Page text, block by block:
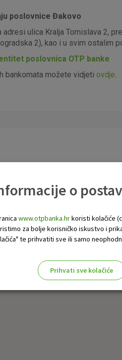
poslovnice Đakovo
ulica Kralja Tomislava 2,
2), kao i u svim ostalim
poslovnica OTP banke
bankomata možete vidjeti ovdje.
o
www.otpbanka.hrkoristi kolačiće
za bolje korisničko iskustvo i
te prihvatiti sve ili samo
Prihvati sve kolačiće